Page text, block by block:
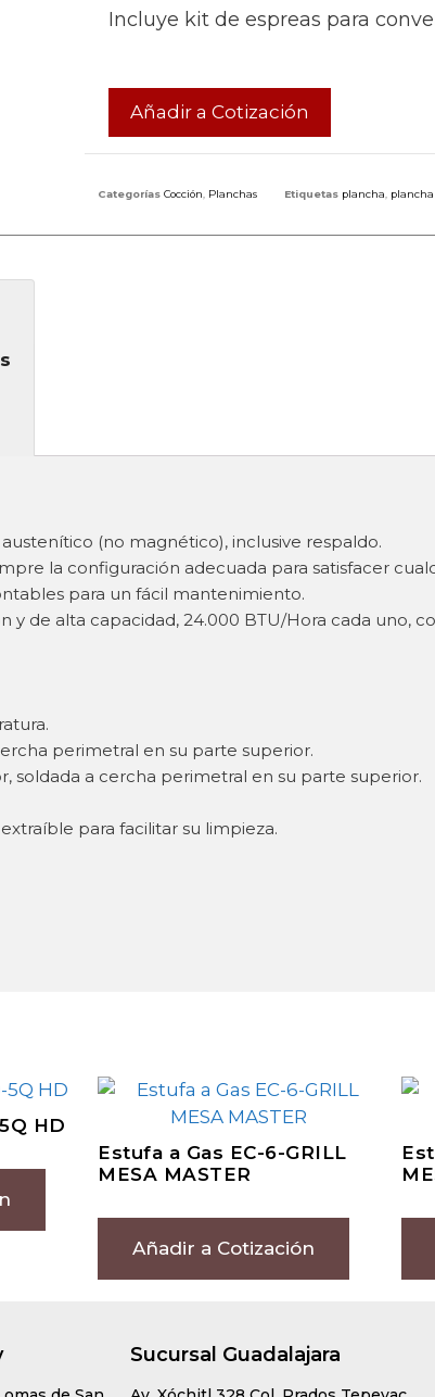
Incluye kit de espreas para
Añadir a Cotización
Categorías Cocción Planchas Etiquetas plancha plancha
(no magnético), inclusive respaldo.
la configuración adecuada para satisfacer
para un fácil mantenimiento.
y de alta capacidad, 24.000 BTU/Hora cada uno,
perimetral en su parte superior.
soldada a cercha perimetral en su parte superior.
para facilitar su limpieza.
HD
Estufa a Gas EC-6-GRILL
MESA MASTER
Añadir a Cotización
Sucursal Guadalajara